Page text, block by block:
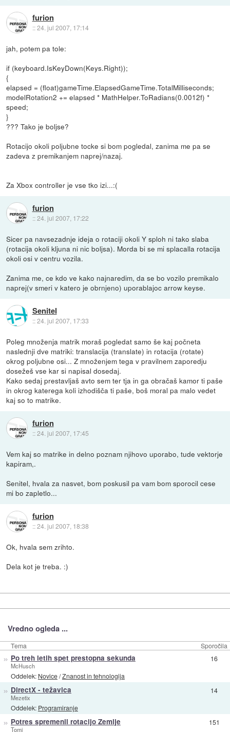
furion
::24. jul 2007, 17:14
jah, potem pa tole:
if (keyboard.IsKeyDown(Keys.Right));
{
elapsed = (float)gameTime.ElapsedGameTime.TotalMilliseconds;
modelRotation2 += elapsed * MathHelper.ToRadians(0.0012f) *
speed;
}
??? Tako je boljse?
Rotacijo okoli poljubne tocke si bom pogledal, zanima me pa se
zadeva z premikanjem naprej/nazaj.
Za Xbox controller je vse tko izi...:(
furion
::24. jul 2007, 17:22
Sicer pa navsezadnje ideja o rotaciji okoli Y sploh ni tako slaba
(rotacija okoli kljuna ni nic boljsa). Morda bi se mi splacalla rotacija
okoli osi v centru vozila.
Zanima me, ce kdo ve kako najnaredim, da se bo vozilo premikalo
naprej(v smeri v katero je obrnjeno) uporablajoc arrow keyse.
Senitel
::24. jul 2007, 17:33
Poleg množenja matrik moraš pogledat samo še kaj počneta
naslednji dve matriki: translacija (translate) in rotacija (rotate)
okrog poljubne osi... Z množenjem tega v pravilnem zaporedju
dosežeš vse kar si napisal dosedaj.
Kako sedaj prestavljaš avto sem ter tja in ga obračaš kamor ti paše
in okrog katerega koli izhodišča ti paše, boš moral pa malo vedet
kaj so to matrike.
furion
::24. jul 2007, 17:45
Vem kaj so matrike in delno poznam njihovo uporabo, tude vektorje
kapiram,.
Senitel, hvala za nasvet, bom poskusil pa vam bom sporocil cese
mi bo zapletlo...
furion
::24. jul 2007, 18:38
Ok, hvala sem zrihto.
Dela kot je treba. :)
Vredno ogleda ...
Tema Sporočila
» Po treh letih spet prestopna sekunda
McHusch
Oddelek: Novice/Znanost in tehnologija
16
» DirectX - težavica
Mezetix
Oddelek: Programiranje
14
» Potres spremenil rotacijo Zemlje
Tomi
151